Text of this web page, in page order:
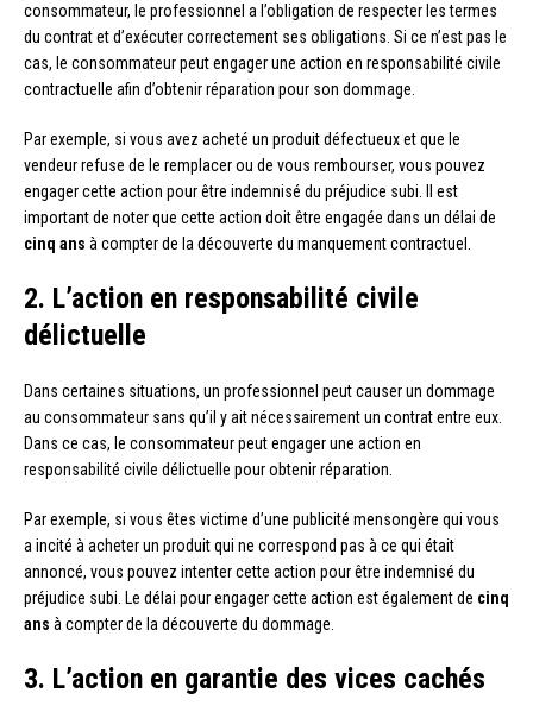
consommateur, le professionnel a l’obligation de respecter les termes
du contrat et d’exécuter correctement ses obligations. Si ce n’est pas le
cas, le consommateur peut engager une action en responsabilité civile
contractuelle afin d’obtenir réparation pour son dommage.
Par exemple, si vous avez acheté un produit défectueux et que le
vendeur refuse de le remplacer ou de vous rembourser, vous pouvez
engager cette action pour être indemnisé du préjudice subi. Il est
important de noter que cette action doit être engagée dans un délai de
cinq ans à compter de la découverte du manquement contractuel.
2. L’action en responsabilité civile
délictuelle
Dans certaines situations, un professionnel peut causer un dommage
au consommateur sans qu’il y ait nécessairement un contrat entre eux.
Dans ce cas, le consommateur peut engager une action en
responsabilité civile délictuelle pour obtenir réparation.
Par exemple, si vous êtes victime d’une publicité mensongère qui vous
a incité à acheter un produit qui ne correspond pas à ce qui était
annoncé, vous pouvez intenter cette action pour être indemnisé du
préjudice subi. Le délai pour engager cette action est également de cinq
ans à compter de la découverte du dommage.
3. L’action en garantie des vices cachés